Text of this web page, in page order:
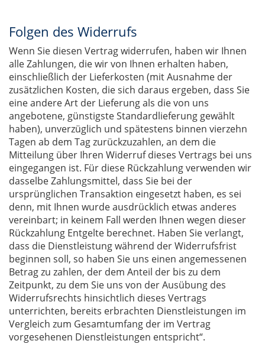
Folgen des Widerrufs
Wenn Sie diesen Vertrag widerrufen, haben wir Ihnen
alle Zahlungen, die wir von Ihnen erhalten haben,
einschließlich der Lieferkosten (mit Ausnahme der
zusätzlichen Kosten, die sich daraus ergeben, dass Sie
eine andere Art der Lieferung als die von uns
angebotene, günstigste Standardlieferung gewählt
haben), unverzüglich und spätestens binnen vierzehn
Tagen ab dem Tag zurückzuzahlen, an dem die
Mitteilung über Ihren Widerruf dieses Vertrags bei uns
eingegangen ist. Für diese Rückzahlung verwenden wir
dasselbe Zahlungsmittel, dass Sie bei der
ursprünglichen Transaktion eingesetzt haben, es sei
denn, mit Ihnen wurde ausdrücklich etwas anderes
vereinbart; in keinem Fall werden Ihnen wegen dieser
Rückzahlung Entgelte berechnet. Haben Sie verlangt,
dass die Dienstleistung während der Widerrufsfrist
beginnen soll, so haben Sie uns einen angemessenen
Betrag zu zahlen, der dem Anteil der bis zu dem
Zeitpunkt, zu dem Sie uns von der Ausübung des
Widerrufsrechts hinsichtlich dieses Vertrags
unterrichten, bereits erbrachten Dienstleistungen im
Vergleich zum Gesamtumfang der im Vertrag
vorgesehenen Dienstleistungen entspricht“.